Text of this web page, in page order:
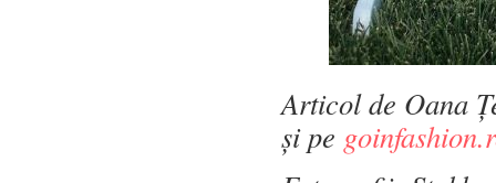
Articol de Oana
și pe